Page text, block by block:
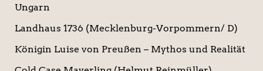
Ungarn
Landhaus 1736 (Mecklenburg-Vorpommern/ D)
Königin Luise von Preußen – Mythos und Realität